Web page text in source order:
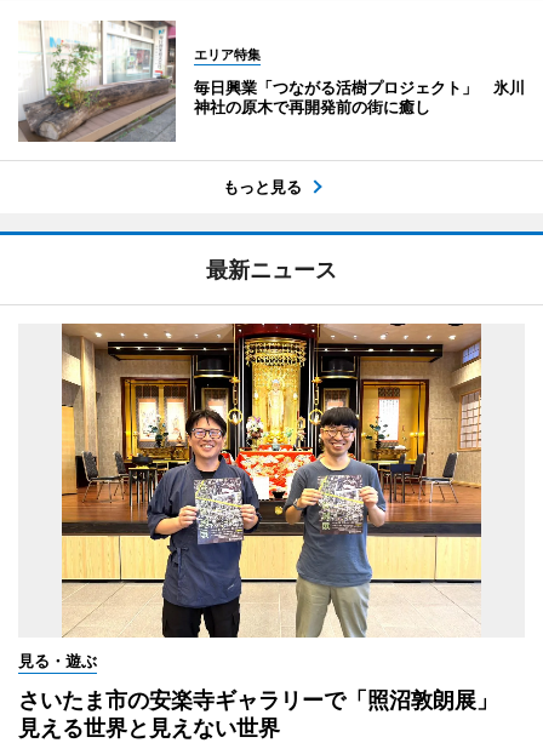
エリア特集
毎日興業「つながる活樹プロジェクト」 氷川
神社の原木で再開発前の街に癒し
もっと見る
最新ニュース
見る・遊ぶ
さいたま市の安楽寺ギャラリーで「照沼敦朗展」
見える世界と見えない世界